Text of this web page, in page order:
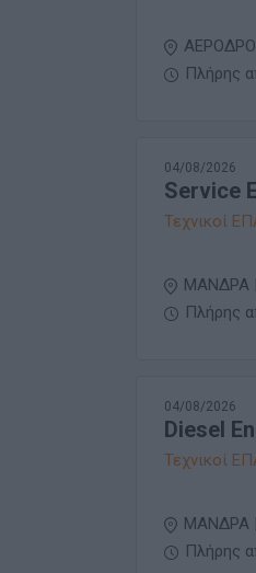
Πλήρης
04/08/2026
Service
Τεχνικοί
ΜΑΝΔΡΑ
Πλήρης
04/08/2026
Diesel
Τεχνικοί
ΜΑΝΔΡΑ
Πλήρης